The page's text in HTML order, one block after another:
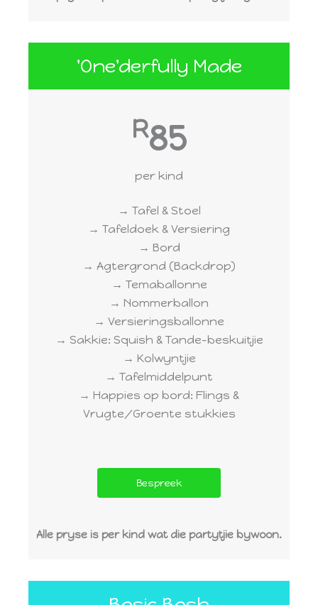
'One'derfully Made
R85
per kind
→ Tafel & Stoel
→ Tafeldoek & Versiering
→ Bord
→ Agtergrond (Backdrop)
→ Temaballonne
→ Nommerballon
→ Versieringsballonne
→ Sakkie: Squish & Tande-beskuitjie
→ Kolwyntjie
→ Tafelmiddelpunt
→ Happies op bord: Flings &
Vrugte/Groente stukkies
Bespreek
Alle pryse is per kind wat die partytjie bywoon.